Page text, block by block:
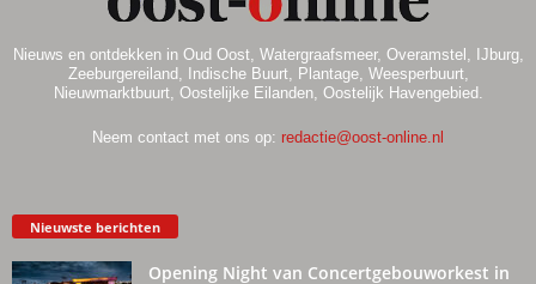
Nieuws en ontdekken in Oud Oost, Watergraafsmeer, Overamstel, IJburg,
Zeeburgereiland, Indische Buurt, Plantage, Weesperbuurt,
Nieuwmarktbuurt, Oostelijke Eilanden, Oostelijk Havengebied.
Neem contact met ons op: redactie@oost-online.nl
Nieuwste berichten
Opening Night van Concertgebouworkest in